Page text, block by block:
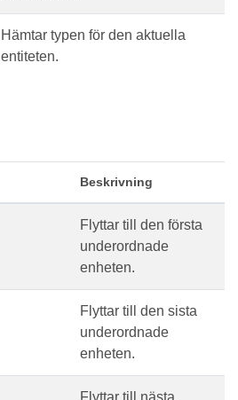
Hämtar typen för den aktuella
entiteten.
Beskrivning
Flyttar till den första
underordnade
enheten.
Flyttar till den sista
underordnade
enheten.
Flyttar till nästa